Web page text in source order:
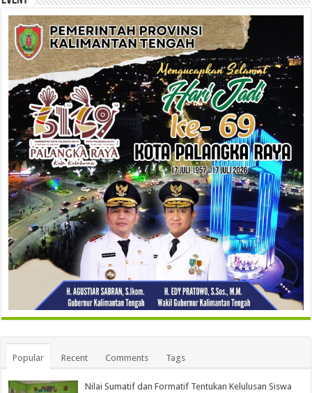
Popular Recent Comments Tags
Nilai Sumatif dan Formatif Tentukan Kelulusan Siswa